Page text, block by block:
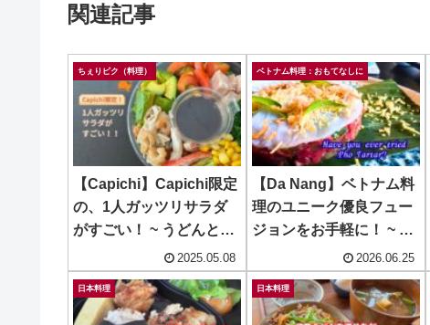
関連記事
ちぇりピク（料理）
【Capichi】Capichi限定
の、1人ガッツリサラダ
がすごい！ ~ うどんと炭
2025.05.08
ベトナム料理：おもてなしに
【Da Nang】ベトナム料
理のユニーク優良フュー
ジョンをお手軽に！ ~ Ky
2026.06.25
日本料理 日本料理